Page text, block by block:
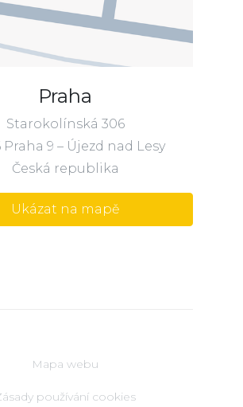
Praha
Starokolínská 306
Praha 9 – Újezd nad Lesy
Česká republika
Ukázat na mapě
Mapa webu
používání cookies